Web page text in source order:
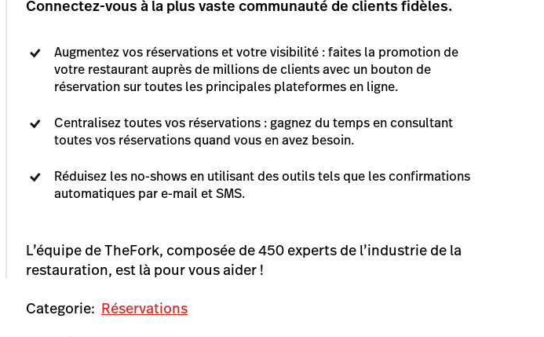
Connectez-vous à la plus vaste communauté de clients fidèles.
Augmentez vos réservations et votre visibilité : faites la promotion de
votre restaurant auprès de millions de clients avec un bouton de
réservation sur toutes les principales plateformes en ligne.
Centralisez toutes vos réservations : gagnez du temps en consultant
toutes vos réservations quand vous en avez besoin.
Réduisez les no-shows en utilisant des outils tels que les confirmations
automatiques par e-mail et SMS.
L’équipe de TheFork, composée de 450 experts de l’industrie de la
restauration, est là pour vous aider !
Categorie: Réservations